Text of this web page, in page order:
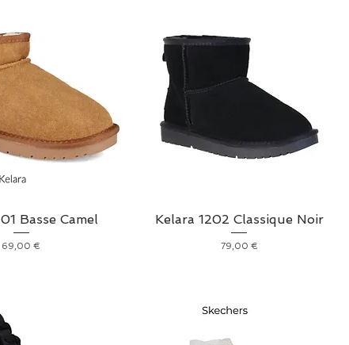
Basse Camel
Prix
69,00 €
Kelara 1202 Classique Noir
Prix
79,00 €